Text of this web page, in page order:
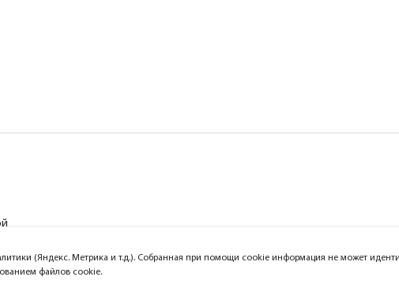
(Яндекс. Метрика и т.д.). Собранная при помощи cookie информация не может
файлов cookie.